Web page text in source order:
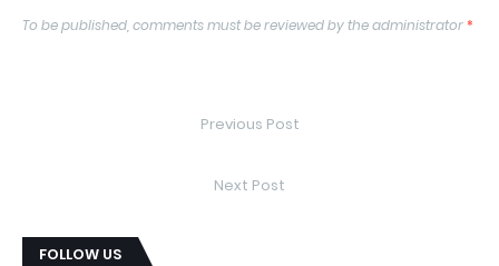
To be published, comments must be reviewed by the administrator*
Previous Post
Next Post
FOLLOW US